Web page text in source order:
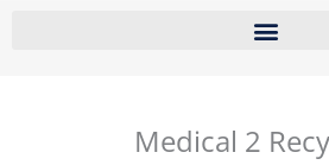
Medical 2